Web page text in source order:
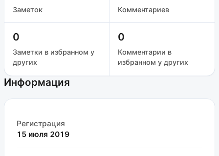
Заметок Комментариев
0
Заметки в избранном у
других
0
Комментарии в
избранном у других
Информация
Регистрация
15 июля 2019